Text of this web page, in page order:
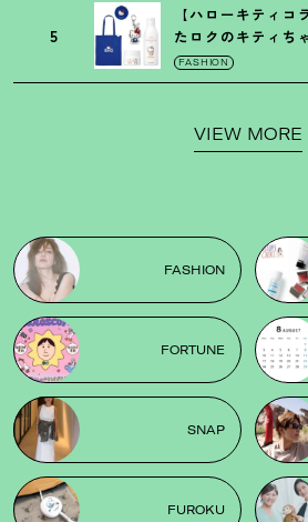
5
【ハローキティコ
たロクのキティち
ゼの限定パケも
FASHION
VIEW MORE
FASHION
FORTUNE
SNAP
FUROKU